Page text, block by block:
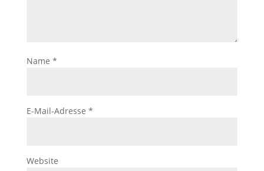
Name *
E-Mail-Adresse *
Website